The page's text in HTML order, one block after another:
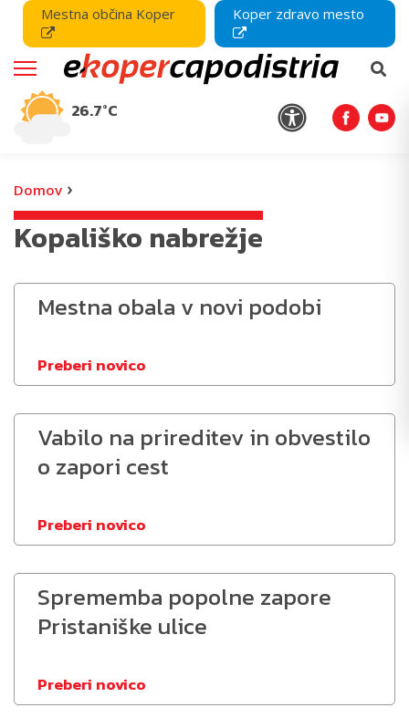
Mestna občina Koper Koper zdravo mesto
26.7°C
Domov ›
Kopališko nabrežje
Mestna obala v novi podobi
Preberi novico
Vabilo na prireditev in obvestilo
o zapori cest
Preberi novico
Sprememba popolne zapore
Pristaniške ulice
Preberi novico